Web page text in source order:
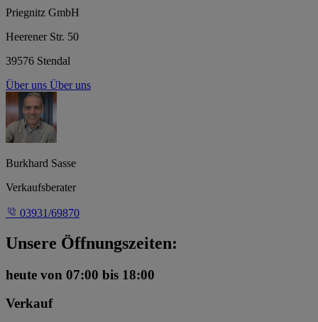
Priegnitz GmbH
Heerener Str. 50
39576 Stendal
Über uns Über uns
Burkhard Sasse
Verkaufsberater
03931/69870
Unsere Öffnungszeiten:
heute von 07:00 bis 18:00
Verkauf